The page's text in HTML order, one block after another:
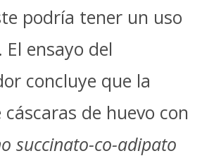
podría tener un uso
ensayo del
concluye que la
cáscaras de huevo con
succinato-co-adipato